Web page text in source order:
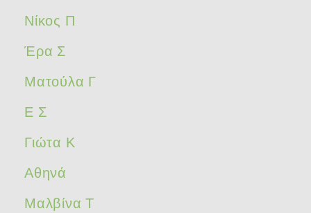
Νίκος Π
Έρα Σ
Ματούλα Γ
Ε Σ
Γιώτα Κ
Αθηνά
Μαλβίνα Τ